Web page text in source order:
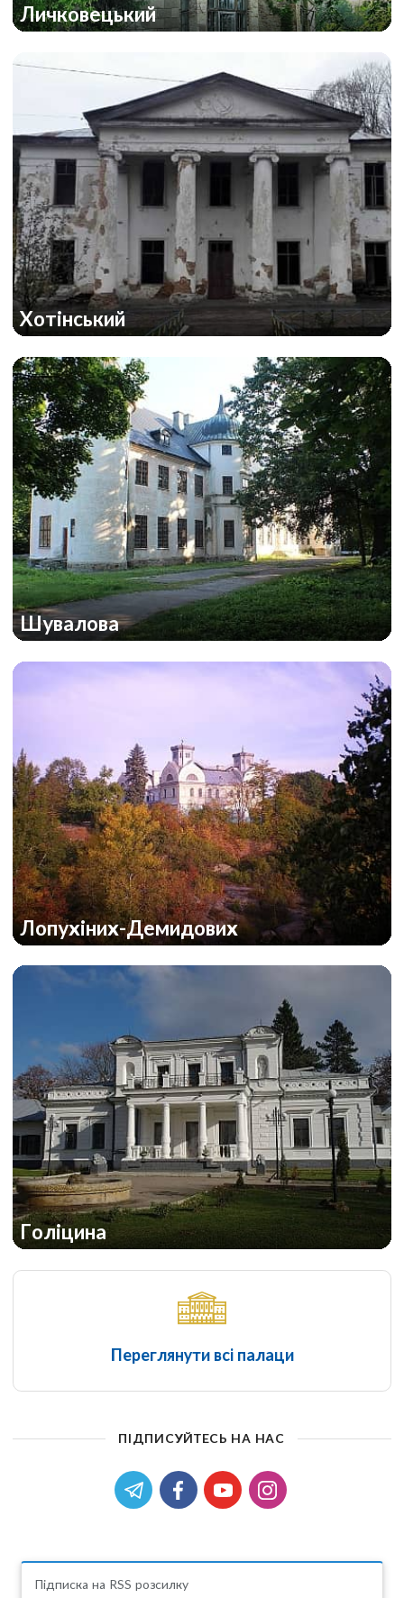
Личковецький
Хотінський
Шувалова
Лопухіних-Демидових
Голіцина
Переглянути всі палаци
ПІДПИСУЙТЕСЬ НА НАС
Підписка на RSS розсилку